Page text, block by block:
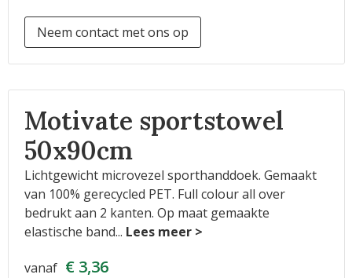
Neem contact met ons op
Motivate sportstowel
50x90cm
Lichtgewicht microvezel sporthanddoek. Gemaakt
van 100% gerecycled PET. Full colour all over
bedrukt aan 2 kanten. Op maat gemaakte
elastische band...
vanaf € 3,36